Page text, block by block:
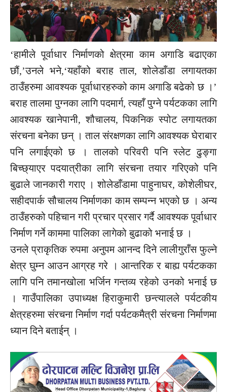
‘हामीले पूर्वाधार निर्माणको क्षेत्रमा काम अगाडि बढाएका
छौं,’उनले भने,‘यहाँको बराह ताल, शोलेडाँडा लगायतका
ठाउँहरुमा आवश्यक पूर्वाधारहरुको काम अगाडि बढेको छ ।’
बराह तालमा पुग्नका लागि पदमार्ग, त्यहाँ पुग्ने पर्यटकका लागि
आवश्यक खानेपानी, शौचालय, पिकनिक स्पोट लगायतका
संरचना बनेका छन् । ताल संरक्षणका लागि आवश्यक घेराबार
पनि लगाईएको छ । तालको परिवरी पनि स्लेट ढुङ्गा
बिच्छ्याएर पदयात्रीका लागि संरचना तयार गरिएको पनि
बुढाले जानकारी गराए । शोलेडाँडामा पाहुनाघर, कोशेलीघर,
सहीदपार्क सौचालय निर्माणका काम सम्पन्न भएको छ । अन्य
ठाउँहरुको पहिचान गरी प्रचार प्रसार गर्दै आवश्यक पूर्वाधार
निर्माण गर्ने काममा पालिका लागेको बुढाको भनाई छ ।
उनले प्राकृतिक रुपमा अनुपम आनन्द दिने लालीगुराँस फुल्ने
क्षेत्र घुम्न आउन आग्रह गरे । आन्तरिक र बाह्य पर्यटकका
लागि पनि तमानखोला भर्जिन गन्तव्य रहेको उनको भनाई छ
। गाउँपालिका उपाध्यक्ष हिराकुमारी छन्त्यालले पर्यटकीय
क्षेत्रहरुमा संरचना निर्माण गर्दा पर्यटकमैत्री संरचना निर्माणमा
ध्यान दिने बताईन् ।